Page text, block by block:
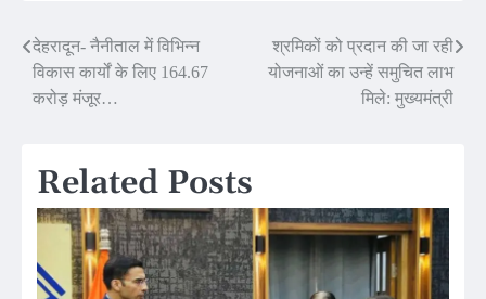
Post
navigation
देहरादून- नैनीताल में विभिन्न
विकास कार्यों के लिए 164.67
करोड़ मंजूर…
श्रमिकों को प्रदान की जा रही
योजनाओं का उन्हें समुचित लाभ
मिले: मुख्यमंत्री
Related Posts